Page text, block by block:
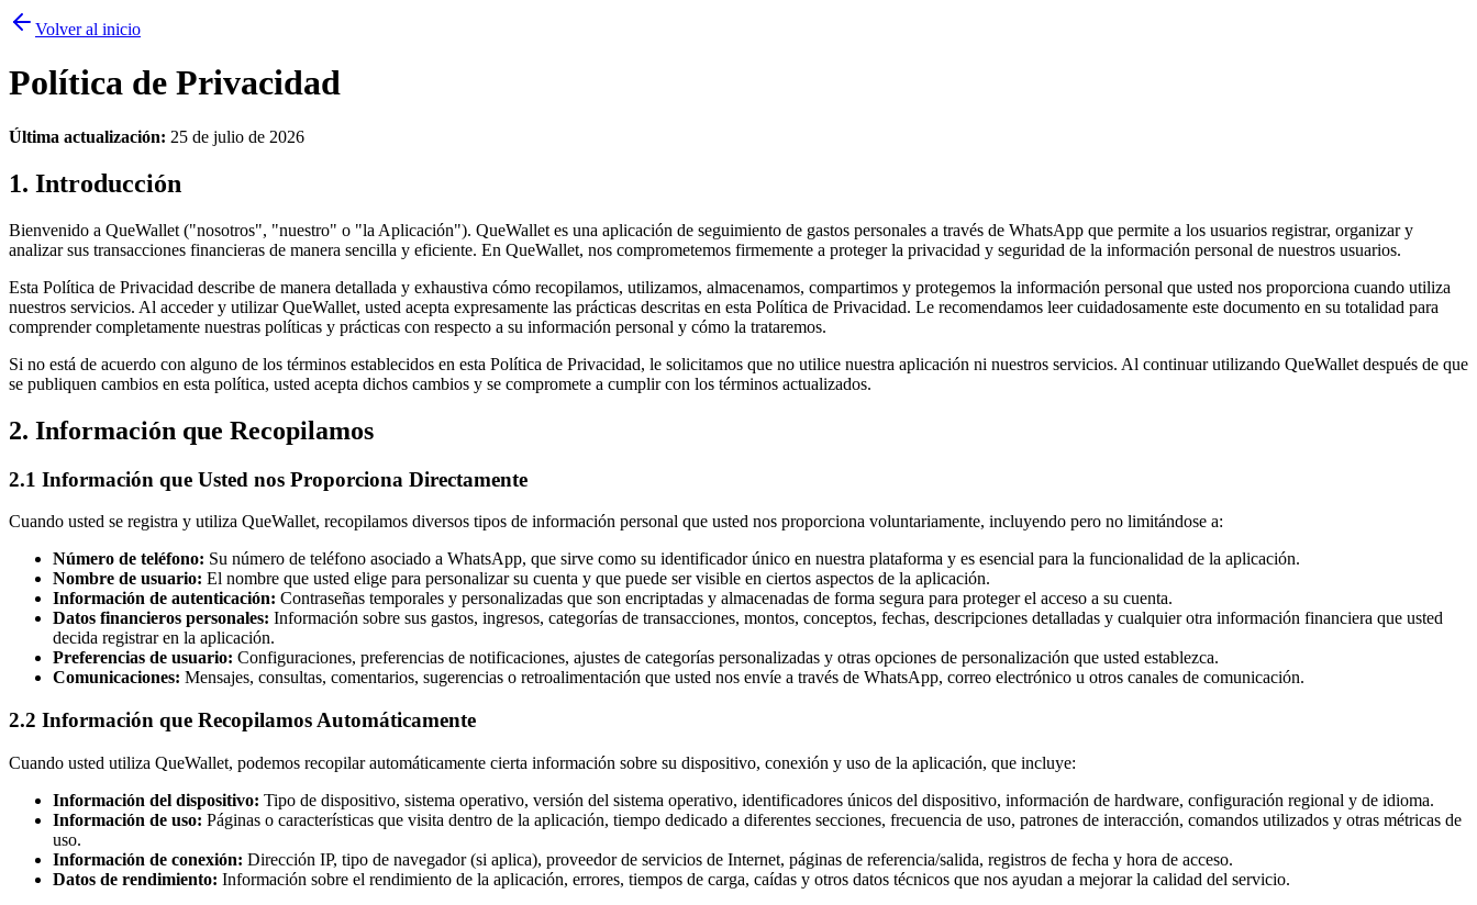
Volver al inicio
Política de Privacidad
Última actualización: 25 de julio de 2026
1. Introducción
Bienvenido a QueWallet ("nosotros", "nuestro" o "la Aplicación"). QueWallet es una aplicación de seguimiento de gastos personales a través de WhatsApp que permite a los usuarios registrar, organizar y
analizar sus transacciones financieras de manera sencilla y eficiente. En QueWallet, nos comprometemos firmemente a proteger la privacidad y seguridad de la información personal de nuestros usuarios.
Esta Política de Privacidad describe de manera detallada y exhaustiva cómo recopilamos, utilizamos, almacenamos, compartimos y protegemos la información personal que usted nos proporciona cuando utiliza
nuestros servicios. Al acceder y utilizar QueWallet, usted acepta expresamente las prácticas descritas en esta Política de Privacidad. Le recomendamos leer cuidadosamente este documento en su totalidad para
comprender completamente nuestras políticas y prácticas con respecto a su información personal y cómo la trataremos.
Si no está de acuerdo con alguno de los términos establecidos en esta Política de Privacidad, le solicitamos que no utilice nuestra aplicación ni nuestros servicios. Al continuar utilizando QueWallet después de que
se publiquen cambios en esta política, usted acepta dichos cambios y se compromete a cumplir con los términos actualizados.
2. Información que Recopilamos
2.1 Información que Usted nos Proporciona Directamente
Cuando usted se registra y utiliza QueWallet, recopilamos diversos tipos de información personal que usted nos proporciona voluntariamente, incluyendo pero no limitándose a:
Número de teléfono: Su número de teléfono asociado a WhatsApp, que sirve como su identificador único en nuestra plataforma y es esencial para la funcionalidad de la aplicación.
Nombre de usuario: El nombre que usted elige para personalizar su cuenta y que puede ser visible en ciertos aspectos de la aplicación.
Información de autenticación: Contraseñas temporales y personalizadas que son encriptadas y almacenadas de forma segura para proteger el acceso a su cuenta.
Datos financieros personales: Información sobre sus gastos, ingresos, categorías de transacciones, montos, conceptos, fechas, descripciones detalladas y cualquier otra información financiera que usted
decida registrar en la aplicación.
Preferencias de usuario: Configuraciones, preferencias de notificaciones, ajustes de categorías personalizadas y otras opciones de personalización que usted establezca.
Comunicaciones: Mensajes, consultas, comentarios, sugerencias o retroalimentación que usted nos envíe a través de WhatsApp, correo electrónico u otros canales de comunicación.
2.2 Información que Recopilamos Automáticamente
Cuando usted utiliza QueWallet, podemos recopilar automáticamente cierta información sobre su dispositivo, conexión y uso de la aplicación, que incluye:
Información del dispositivo: Tipo de dispositivo, sistema operativo, versión del sistema operativo, identificadores únicos del dispositivo, información de hardware, configuración regional y de idioma.
Información de uso: Páginas o características que visita dentro de la aplicación, tiempo dedicado a diferentes secciones, frecuencia de uso, patrones de interacción, comandos utilizados y otras métricas de
uso.
Información de conexión: Dirección IP, tipo de navegador (si aplica), proveedor de servicios de Internet, páginas de referencia/salida, registros de fecha y hora de acceso.
Datos de rendimiento: Información sobre el rendimiento de la aplicación, errores, tiempos de carga, caídas y otros datos técnicos que nos ayudan a mejorar la calidad del servicio.